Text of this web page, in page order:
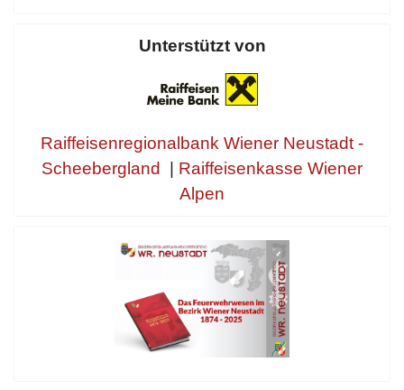
Unterstützt von
Raiffeisenregionalbank Wiener Neustadt -
Scheebergland
Raiffeisenkasse Wiener
Alpen